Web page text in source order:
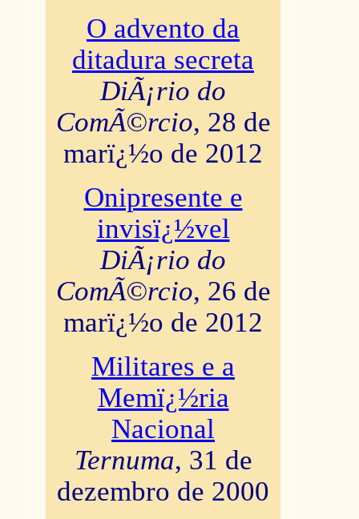
O advento da
ditadura secreta
DiÃ¡rio do
ComÃ©rcio, 28 de
marï¿½o de 2012
Onipresente e
invisï¿½vel
DiÃ¡rio do
ComÃ©rcio, 26 de
marï¿½o de 2012
Militares e a
Memï¿½ria
Nacional
Ternuma, 31 de
dezembro de 2000